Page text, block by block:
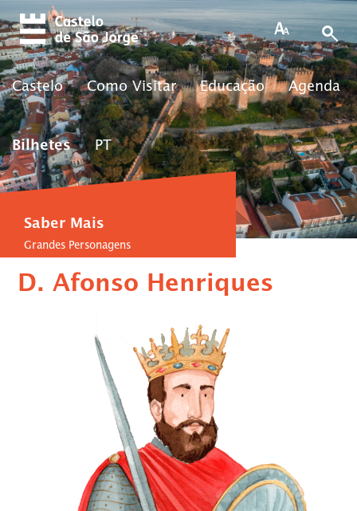
Skip to main content
Castelo Como Visitar Educação Agenda
Bilhetes PT
Saber Mais
Grandes Personagens
D. Afonso Henriques